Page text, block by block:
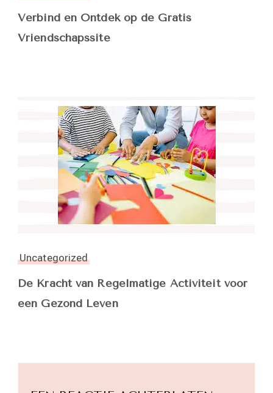
Verbind en Ontdek op de Gratis
Vriendschapssite
Uncategorized
De Kracht van Regelmatige Activiteit voor
een Gezond Leven